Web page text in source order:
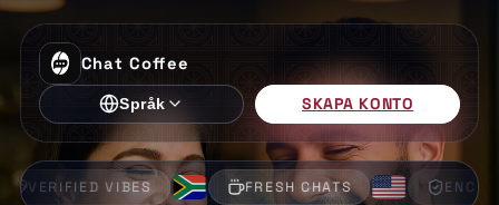
Chat Coffee
Språk SKAPA KONTO
FRESH CHATS ENCRYPTED
PRIVATE